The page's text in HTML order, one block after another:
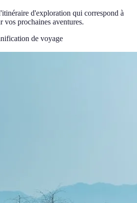
d'exploration qui correspond à
vos prochaines aventures.
de voyage